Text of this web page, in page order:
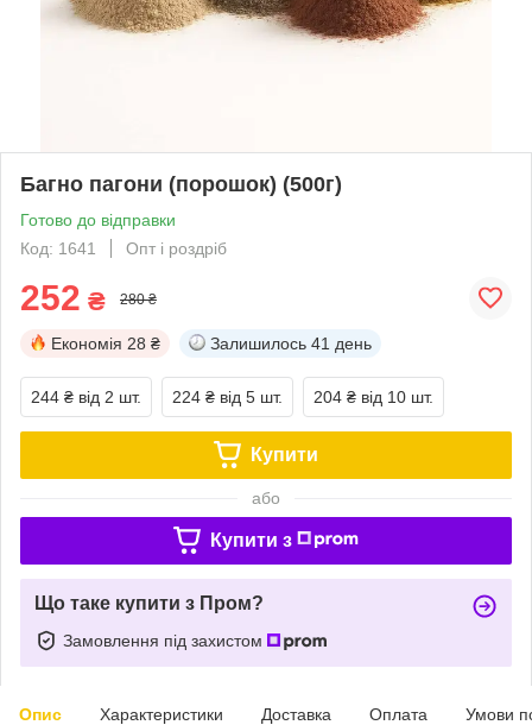
Багно пагони (порошок) (500г)
Готово до відправки
Код: 1641
Опт і роздріб
252 ₴ 280 ₴
Економія 28 ₴ Залишилось 41 день
244 ₴ від 2 шт. 224 ₴ від 5 шт. 204 ₴ від 10 шт.
Купити
або
Купити з
Що таке купити з Пром?
Замовлення під захистом
Опис Характеристики Доставка Оплата Умови